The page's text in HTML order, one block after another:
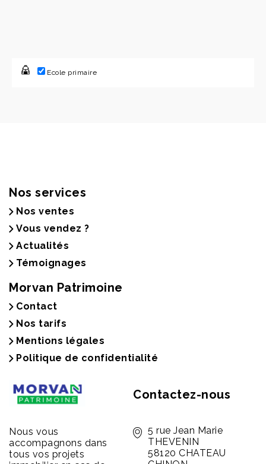
Ecole primaire
Nos services
Nos ventes
Vous vendez ?
Actualités
Témoignages
Morvan Patrimoine
Contact
Nos tarifs
Mentions légales
Politique de confidentialité
Nous vous
accompagnons dans
tous vos projets
Contactez-nous
5 rue Jean Marie
THEVENIN
58120 CHATEAU